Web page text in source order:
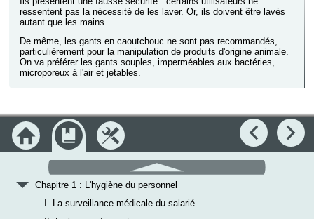
ressentent pas la nécessité de les laver. Or, ils doivent être lavés
autant que les mains.
De même, les gants en caoutchouc ne sont pas recommandés,
particulièrement pour la manipulation de produits d'origine animale.
On va préférer les gants souples, imperméables aux bactéries,
microporeux à l'air et jetables.
Précédent
Objectifs
Module : L'hygiène
Chapitre 1 : L'hygiène du personnel
I. La surveillance médicale du salarié
Accueil Module